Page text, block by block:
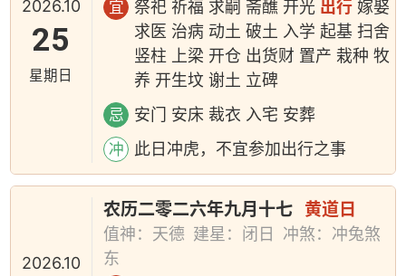
2026.10
25
星期日
宜 祭祀 祈福 求嗣 斋醮 开光 出行 嫁娶
求医 治病 动土 破土 入学 起基 扫舍
竖柱 上梁 开仓 出货财 置产 栽种 牧
养 开生坟 谢土 立碑
忌 安门 安床 裁衣 入宅 安葬
冲 此日冲虎，不宜参加出行之事
2026.10
农历二零二六年九月十七 黄道日
值神：天德 建星：闭日
冲煞：冲兔煞
东